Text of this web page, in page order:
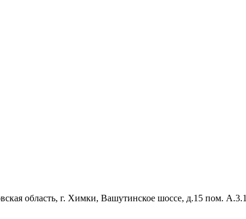
область, г. Химки, Вашутинское шоссе, д.15 пом. А.3.1